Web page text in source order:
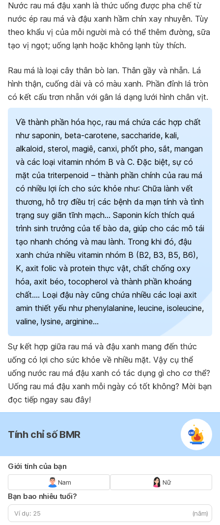
Nước rau má đậu xanh là thức uống được pha chế từ
nước ép rau má và đậu xanh hầm chín xay nhuyễn. Tùy
theo khẩu vị của mỗi người mà có thể thêm đường, sữa
tạo vị ngọt; uống lạnh hoặc không lạnh tùy thích.
Rau má là loại cây thân bò lan. Thân gầy và nhẵn. Lá
hình thận, cuống dài và có màu xanh. Phần đỉnh lá tròn
có kết cấu trơn nhẵn với gân lá dạng lưới hình chân vịt.
Về thành phần hóa học, rau má chứa các hợp chất
như saponin, beta-carotene, saccharide, kali,
alkaloid, sterol, magiê, canxi, phốt pho, sắt, mangan
và các loại vitamin nhóm B và C. Đặc biệt, sự có
mặt của triterpenoid – thành phần chính của rau má
có nhiều lợi ích cho sức khỏe như: Chữa lành vết
thương, hỗ trợ điều trị các bệnh da mạn tính và tình
trạng suy giãn tĩnh mạch… Saponin kích thích quá
trình sinh trưởng của tế bào da, giúp cho các mô tái
tạo nhanh chóng và mau lành. Trong khi đó, đậu
xanh chứa nhiều vitamin nhóm B (B2, B3, B5, B6),
K, axit folic và protein thực vật, chất chống oxy
hóa, axit béo, tocopherol và thành phần khoáng
chất…. Loại đậu này cũng chứa nhiều các loại axit
amin thiết yếu như phenylalanine, leucine, isoleucine,
valine, lysine, arginine…
Sự kết hợp giữa rau má và đậu xanh mang đến thức
uống có lợi cho sức khỏe về nhiều mặt. Vậy cụ thể
uống nước rau má đậu xanh có tác dụng gì cho cơ thể?
Uống rau má đậu xanh mỗi ngày có tốt không? Mời bạn
đọc tiếp ngay sau đây!
Tính chỉ số BMR
Giới tính của bạn
Nam Nữ
Bạn bao nhiêu tuổi?
(năm)